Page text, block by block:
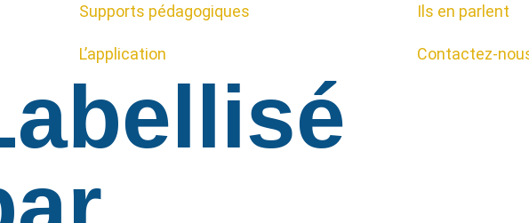
Supports pédagogiques
L’application
Ils en parlent
Contactez-